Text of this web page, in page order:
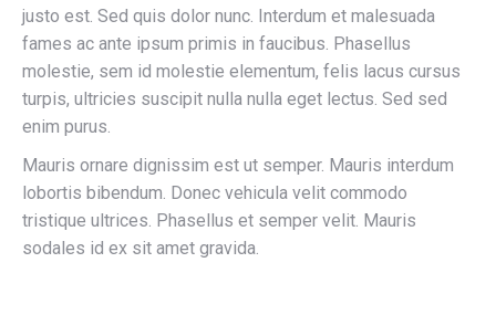
justo est. Sed quis dolor nunc. Interdum et malesuada
fames ac ante ipsum primis in faucibus. Phasellus
molestie, sem id molestie elementum, felis lacus cursus
turpis, ultricies suscipit nulla nulla eget lectus. Sed sed
enim purus.
Mauris ornare dignissim est ut semper. Mauris interdum
lobortis bibendum. Donec vehicula velit commodo
tristique ultrices. Phasellus et semper velit. Mauris
sodales id ex sit amet gravida.